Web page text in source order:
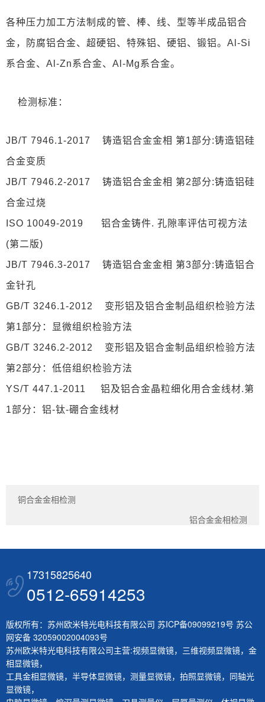
各种压力加工方法制成的管、棒、线、型等半成品铝合
金，防腐铝合金、超硬铝、特殊铝、硬铝、锻铝。Al-Si
系合金、Al-Zn系合金、Al-Mg系合金。
检测标准 ：
JB/T 7946.1-2017 铸造铝合金金相 第1部分:铸造铝硅
合金变质
JB/T 7946.2-2017 铸造铝合金金相 第2部分:铸造铝硅
合金过烧
ISO 10049-2019 铝合金铸件. 孔隙率评估可视方法
(第二版)
JB/T 7946.3-2017 铸造铝合金金相 第3部分:铸造铝合
金针孔
GB/T 3246.1-2012 变形铝及铝合金制品组织检验方法
第1部分：显微组织检验方法
GB/T 3246.2-2012 变形铝及铝合金制品组织检验方法
第2部分：低倍组织检验方法
YS/T 447.1-2011 铝及铝合金晶粒细化用合金线材.第
1部分：铝-钛-硼合金线材
铜合金金相检测
铝合金金相检测
17315825640
0512-65914253
版权所有：苏州欧米特光电科技有限公司 苏ICP备09099219号 苏公
网安备 32059002004093号
苏州欧米特光电科技有限公司主营:视频显微镜， 三维视频显微镜， 金
相显微镜，
工具金相显微镜， 半导体显微镜， 测量显微镜， 拍照显微镜， 同轴光
显微镜，